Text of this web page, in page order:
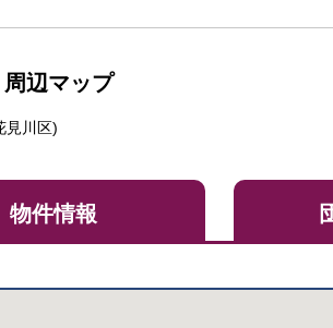
辺マップ
見川区)
物件情報